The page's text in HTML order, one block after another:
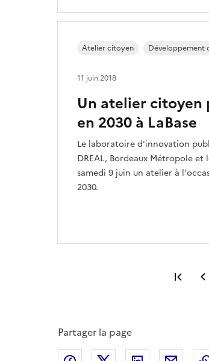
Un atelier citoyen
en 2030 à LaBase
Le laboratoire d'innovation
DREAL, Bordeaux Métropole
samedi 9 juin un atelier à
2030.
Atelier citoyen Développement
11 juin 2018
Partager la page